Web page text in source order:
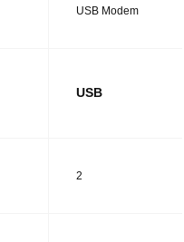
USB Modem
USB
2